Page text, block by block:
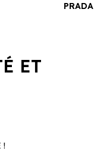
ET
!